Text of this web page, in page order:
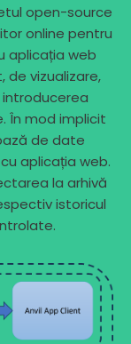
open-source
online pentru
aplicația web
vizualizare,
În mod implicit
de date
aplicația web.
la arhivă
istoricul